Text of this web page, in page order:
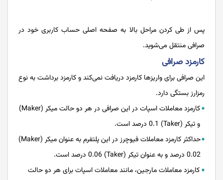
پس از طی کردن مراحل بالا به صفحه اصلی حساب کاربری خود در
صرافی منتقل می‌شوید.
کارمزد صرافی
این صرافی برای واریزها کارمزد دریافت نمی‌کند و کارمزد برداشت به نوع
رمزارز بستگی دارد.
کارمزد معاملات اسپات در این صرافی در هر دو حالت میکر (Maker)
و تیکر (Taker) 0.1 درصد است.
حداکثر کارمزد معاملات فیوچرز در این پلتفرم به عنوان میکر (Maker)
0.02 درصد و به عنوان تیکر (Taker) 0.06 درصد است.
کارمزد معاملات مارجین، مانند معاملات اسپات برای هر دو حالت